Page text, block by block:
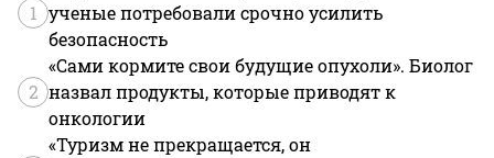
1 ученые потребовали срочно усилить
безопасность
2
«Сами кормите свои будущие опухоли». Биолог
назвал продукты, которые приводят к
онкологии
«Туризм не прекращается, он